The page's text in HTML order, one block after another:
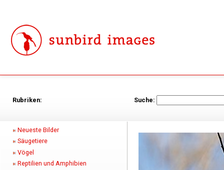
Rubriken: Suche:
Neueste Bilder
Säugetiere
Vögel
Reptilien und Amphibien